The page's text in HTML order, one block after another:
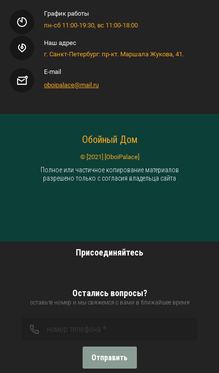
График работы
пн-сб 11:00-19:30, вс 11:00-18:00
Наш адрес
г. Санкт-Петербург: пр-кт. Маршала Жукова, 41.
E-mail
oboipalace@mail.ru
Обойный Дом
© [2021] [OboiPalace]
Полное или частичное копирование материалов
разрешено только с согласия владельца сайта
Присоединяйтесь
Остались вопросы?
оставьте номер и мы свяжемся с вами в ближайшее время
Отправить